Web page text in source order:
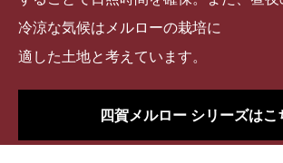
冷涼な気候はメルローの栽培に
適した土地と考えています。
四賀メルロー シリーズはこ